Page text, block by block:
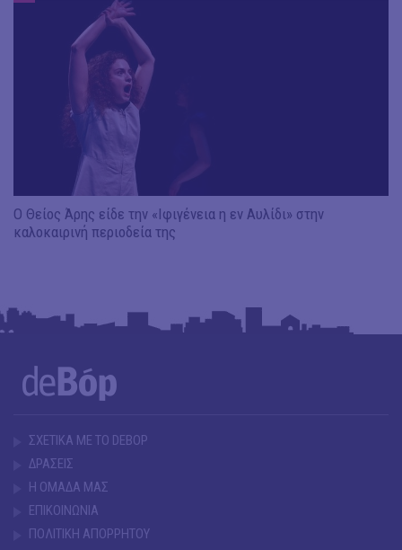
Ο Θείος Άρης είδε την «Ιφιγένεια η εν Αυλίδι» στην
καλοκαιρινή περιοδεία της
ΣΧΕΤΙΚΑ ΜΕ ΤΟ DEBOP
ΔΡΑΣΕΙΣ
Η ΟΜΑΔΑ ΜΑΣ
ΕΠΙΚΟΙΝΩΝΙΑ
ΠΟΛΙΤΙΚΗ ΑΠΟΡΡΗΤΟΥ